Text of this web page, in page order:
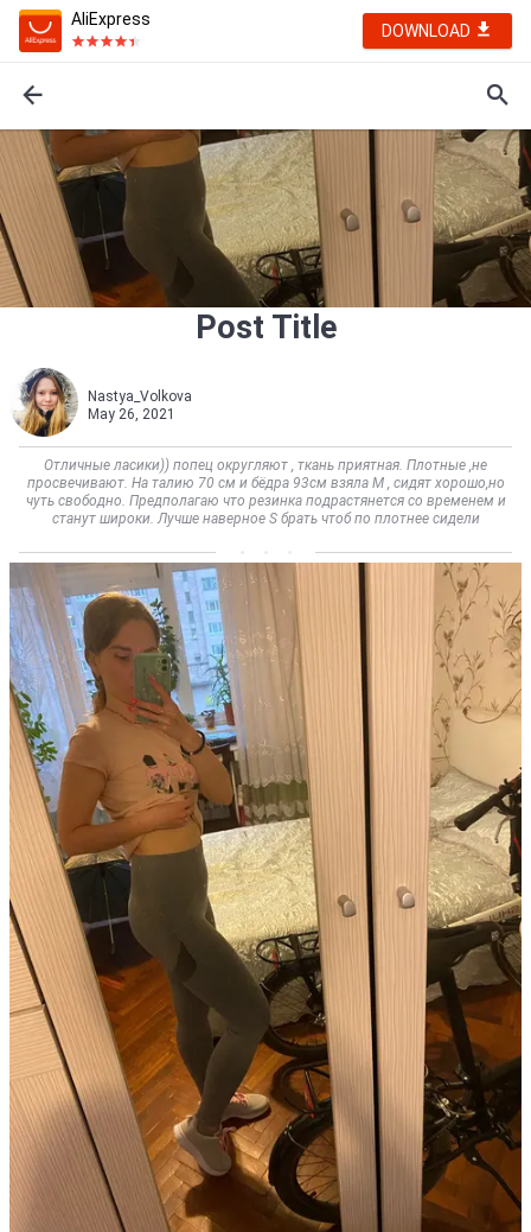
AliExpress
DOWNLOAD
Post Title
Nastya_Volkova
May 26, 2021
Отличные ласики)) попец округляют , ткань приятная. Плотные ,не
просвечивают. На талию 70 см и бёдра 93см взяла M , сидят хорошо,но
чуть свободно. Предполагаю что резинка подрастянется со временем и
станут широки. Лучше наверное S брать чтоб по плотнее сидели